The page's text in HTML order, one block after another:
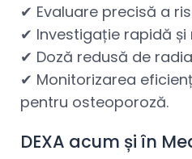
✔ Evaluare precisă a
✔ Investigație rapidă și
✔ Doză redusă de
✔ Monitorizarea
pentru osteoporoză.
DEXA acum și în